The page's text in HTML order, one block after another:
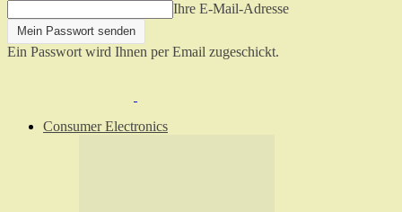
Ihre E-Mail-Adresse
Ein Passwort wird Ihnen per Email zugeschickt.
Consumer Electronics